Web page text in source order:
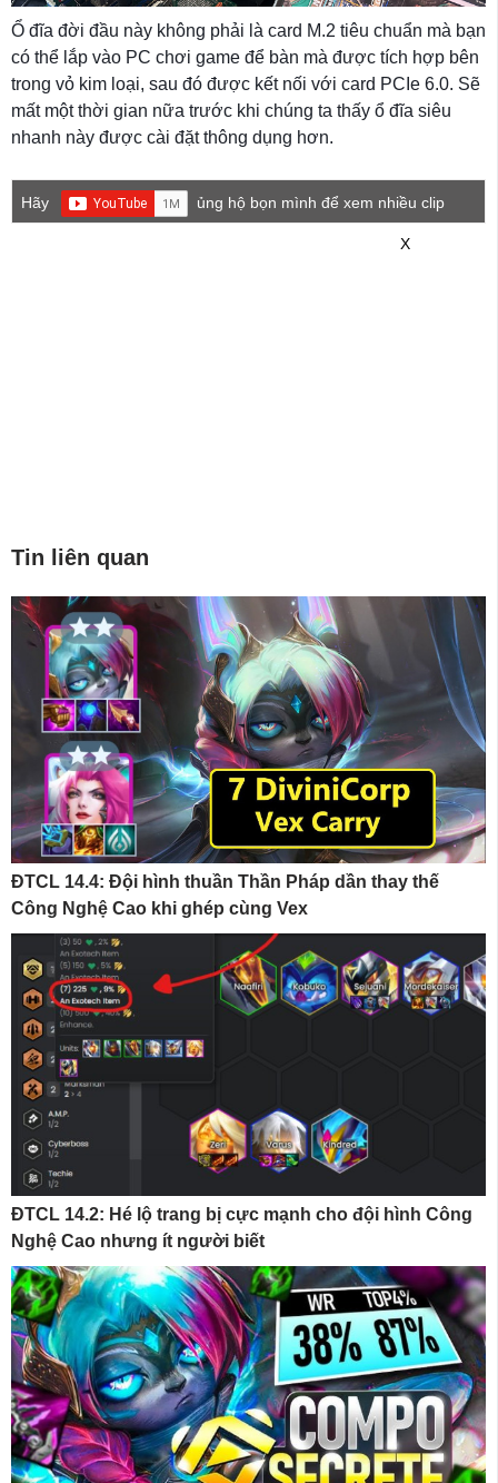
Ổ đĩa đời đầu này không phải là card M.2 tiêu chuẩn mà bạn
có thể lắp vào PC chơi game để bàn mà được tích hợp bên
trong vỏ kim loại, sau đó được kết nối với card PCIe 6.0. Sẽ
mất một thời gian nữa trước khi chúng ta thấy ổ đĩa siêu
nhanh này được cài đặt thông dụng hơn.
Hãy
ủng hộ bọn mình để xem nhiều clip
X
Tin liên quan
ĐTCL 14.4: Đội hình thuần Thần Pháp dần thay thế
Công Nghệ Cao khi ghép cùng Vex
ĐTCL 14.2: Hé lộ trang bị cực mạnh cho đội hình Công
Nghệ Cao nhưng ít người biết